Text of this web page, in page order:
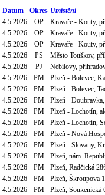
Datum Okres Umístění
4.5.2026 OP
Kravaře - Kouty,
4.5.2026 OP
Kravaře - Kouty,
4.5.2026 OP
Kravaře - Kouty,
4.5.2026 PS
Město Touškov,
4.5.2026 PJ
Nebílovy,
4.5.2026 PM
Plzeň - Bolevec,
4.5.2026 PM
Plzeň - Bolevec,
4.5.2026 PM
Plzeň -
4.5.2026 PM
Plzeň - Lochotín,
4.5.2026 PM
Plzeň - Lochotín,
4.5.2026 PM
Plzeň - Nová
4.5.2026 PM
Plzeň - Slovany,
4.5.2026 PM
Plzeň, nám.
4.5.2026 PM
Plzeň, Radčická
4.5.2026 PM
Plzeň, Škroupova
4.5.2026 PM
Plzeň, Soukenická